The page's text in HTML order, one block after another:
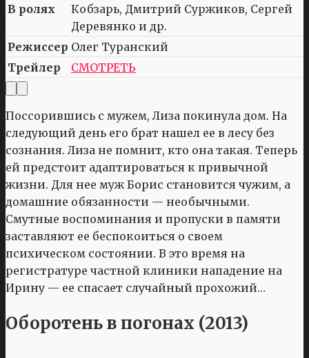
В ролях
Кобзарь, Дмитрий Суржиков, Сергей
Деревянко и др.
Режиссер Олег Туранский
Трейлер
СМОТРЕТЬ
Поссорившись с мужем, Лиза покинула дом. На
следующий день его брат нашел ее в лесу без
сознания. Лиза не помнит, кто она такая. Теперь
ей предстоит адаптироваться к привычной
жизни. Для нее муж Борис становится чужим, а
домашние обязанности — необычными.
Смутные воспоминания и пропуски в памяти
заставляют ее беспокоиться о своем
психическом состоянии. В это время на
регистратуре частной клиники нападение на
Ирину — ее спасает случайный прохожий…
Оборотень в погонах (2013)